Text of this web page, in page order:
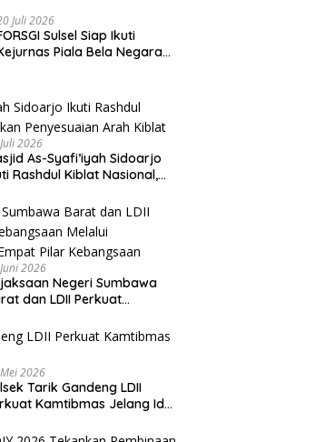
Juli 2026
Sulsel Siap Ikuti
Piala Bela Negara
2026
As-Syafi’iyah Sidoarjo
Rashdul Kiblat Nasional,
2026
Negeri Sumbawa
dan LDII Perkuat
Hukum Empat Pilar
2026
Tarik Gandeng LDII
Kamtibmas Jelang Idul